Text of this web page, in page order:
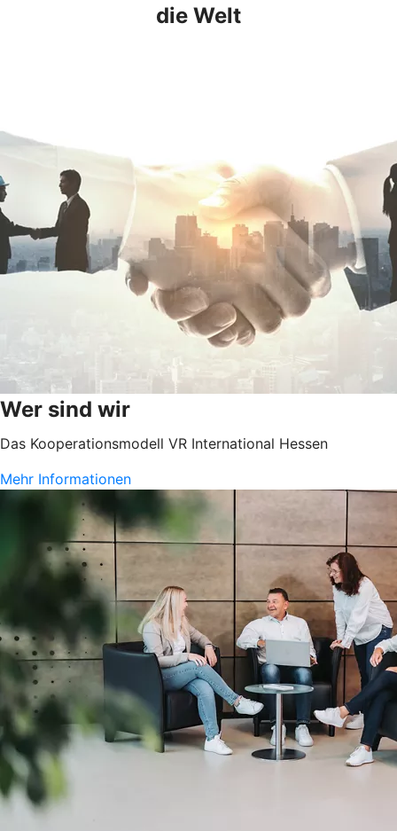
die Welt
Wer sind wir
Das Kooperationsmodell VR International Hessen
Mehr Informationen